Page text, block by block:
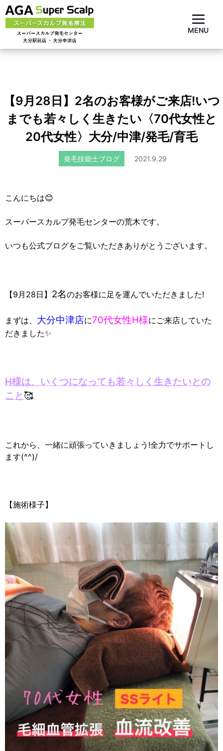
【9月28日】2名のお客様がご来店!いつ
までも若々しく生きたい〈70代女性と
20代女性〉大分/中津/発毛/育毛
発毛技能士ブログ 2021.9.29
こんにちは😊
スーパースカルプ発毛センターの荒木です。
いつも公式ブログをご覧いただきありがとうございます。
【9月28日】 2名のお客様に足を運んでいただきました!
まずは、 大分中津店に70代女性H様にご来店していた
だきました✨
H様は、いくつになっても若々しく生きたいとの
こと🥰
これから、一緒に頑張っていきましょう!全力でサポートし
ます(^^)/
【施術様子】
MENU